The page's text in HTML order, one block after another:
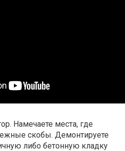
Намечаете места, где
скобы. Демонтируете
либо бетонную кладку